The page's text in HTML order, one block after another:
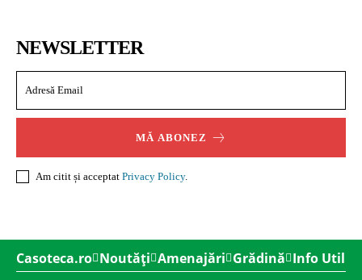
NEWSLETTER
MĂ ABONEZ
Am citit și acceptat Privacy Policy.
Casoteca.ro Noutăți Amenajări Grădină Info Util